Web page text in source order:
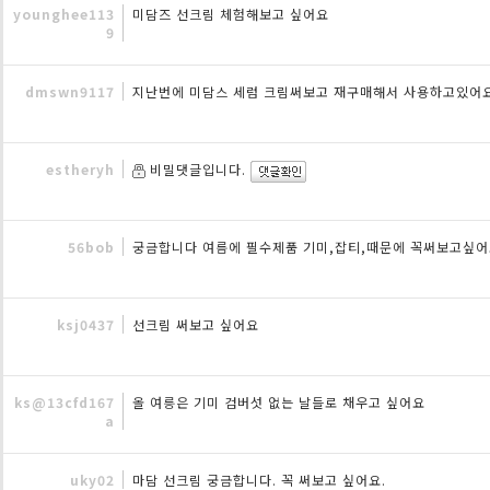
younghee113
9
미담즈 선크림 체험해보고 싶어요
dmswn9117 지난번에 미담스 세럼 크림써보고 재구매해서 사용하고있어
estheryh 비밀댓글입니다.
56bob 궁금합니다 여름에 필수제품 기미,잡티,때문에 꼭써보고싶
ksj0437 선크림 써보고 싶어요
ks@13cfd167
a
올 여릉은 기미 검버섯 없는 날들로 채우고 싶어요
uky02 마담 선크림 궁금합니다. 꼭 써보고 싶어요.